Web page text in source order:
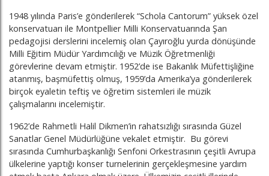
1948 yılında Paris’e gönderilerek “Schola Cantorum” yüksek özel
konservatuarı ile Montpellier Milli Konservatuarında Şan
pedagojisi derslerini incelemiş olan Çayıroğlu yurda dönüşünde
Milli Eğitim Müdür Yardımcılığı ve Müzik Öğretmenliği
görevlerine devam etmiştir. 1952’de ise Bakanlık Müfettişliğine
atanmış, başmüfettiş olmuş, 1959’da Amerika’ya gönderilerek
birçok eyaletin teftiş ve öğretim sistemleri ile müzik
çalışmalarını incelemiştir.
1962’de Rahmetli Halil Dikmen’in rahatsızlığı sırasında Güzel
Sanatlar Genel Müdürlüğüne vekalet etmiştir. Bu görevi
sırasında Cumhurbaşkanlığı Senfoni Orkestrasının çeşitli Avrupa
ülkelerine yaptığı konser turnelerinin gerçekleşmesine yardım